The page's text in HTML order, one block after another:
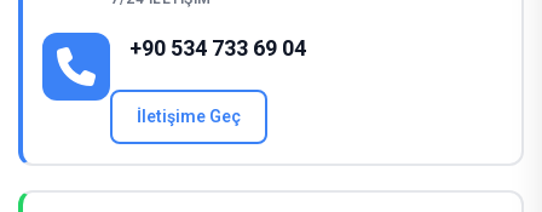
+90 534 733 69 04
İletişime Geç